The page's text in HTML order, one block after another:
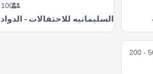
100 - 250
السليمانيه للاحتفالات -
50 -